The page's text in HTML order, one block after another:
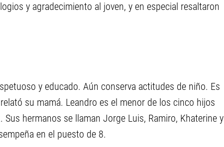
y agradecimiento al joven, y en especial resaltaron
y educado. Aún conserva actitudes de niño. Es
su mamá. Leandro es el menor de los cinco hijos
hermanos se llaman Jorge Luis, Ramiro, Khaterine y
en el puesto de 8.